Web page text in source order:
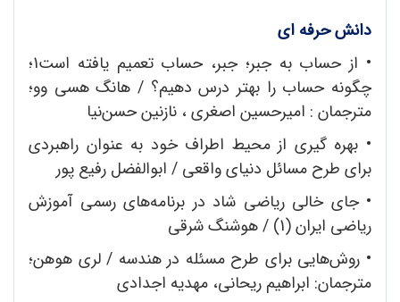
دانش حرفه ای
•
از حساب به جبر؛ جبر، حساب تعمیم‌ یافته است1؛
چگونه حساب را بهتر درس دهیم؟ / هانگ هسی وو؛
مترجمان : امیرحسین اصغری ، نازنین حسن‌نیا
• بهره گیری از محیط اطراف خود به عنوان راهبردی
برای طرح مسائل دنیای واقعی / ابوالفضل رفیع‌ پور
•جای خالی ریاضی شاد در برنامه‌های رسمی آموزش
ریاضی ایران (1) / هوشنگ شرقی
• روش‌هایی برای طرح مسئله در هندسه / لری هوهن؛
مترجمان: ابراهیم ریحانی، مهدیه اجدادی